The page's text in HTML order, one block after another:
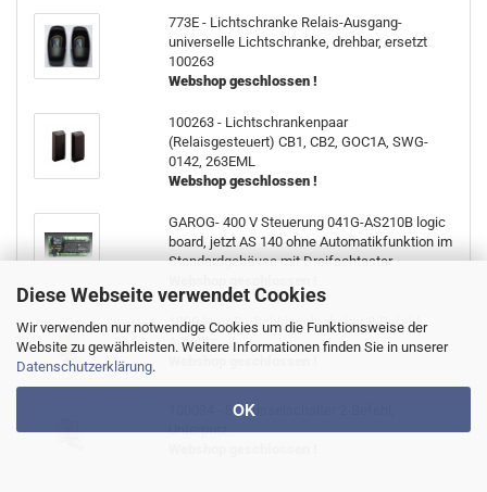
Diese Webseite verwendet Cookies
Wir verwenden nur notwendige Cookies um die Funktionsweise der
Website zu gewährleisten. Weitere Informationen finden Sie in unserer
Datenschutzerklärung.
OK
773E - Lichtschranke Relais-Ausgang-
universelle Lichtschranke, drehbar, ersetzt
100263
Webshop geschlossen !
100263 - Lichtschrankenpaar
(Relaisgesteuert) CB1, CB2, GOC1A, SWG-
0142, 263EML
Webshop geschlossen !
GAROG- 400 V Steuerung 041G-AS210B logic
board, jetzt AS 140 ohne Automatikfunktion im
Standardgehäuse mit Dreifachtaster
100041 - AP - Schlüsselschalter 2-Befehl,
Aufputz
100034 - Schlüsselschalter 2-Befehl,
Unterputz